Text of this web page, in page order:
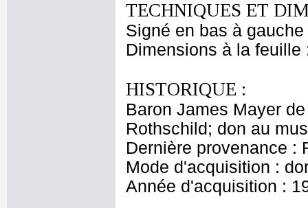
TECHNIQUES ET
Signé en bas à
Dimensions à la
HISTORIQUE :
Baron James Mayer
Rothschild; don au
Dernière provenance :
Mode d'acquisition :
Année d'acquisition :